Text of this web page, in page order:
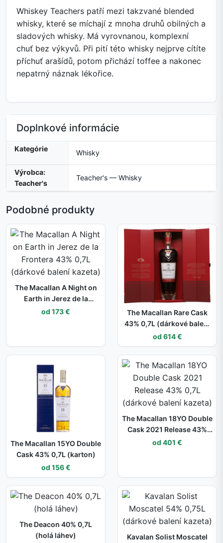
Whiskey Teachers patří mezi takzvané blended
whisky, které se míchají z mnoha druhů obilných a
sladových whisky. Má vyrovnanou, komplexní
chuť bez výkyvů. Při pití této whisky nejprve cítíte
příchuť arašídů, potom přichází toffee a nakonec
nepatrný náznak lékořice.
Doplnkové informácie
Kategórie Whisky
Výrobca:
Teacher's
Teacher's — Whisky
Podobné produkty
The Macallan A Night on
Earth in Jerez de la
Frontera 43% 0,7L
od 173 €
The Macallan Rare Cask
43% 0,7L (dárkové balení
kazeta)
od 614 €
The Macallan 15YO Double
Cask 43% 0,7L (karton)
od 156 €
The Macallan 18YO Double
Cask 2021 Release 43%
0,7L (dárkové balení
od 401 €
The Deacon 40% 0,7L
(holá láhev)
Kavalan Solist Moscatel